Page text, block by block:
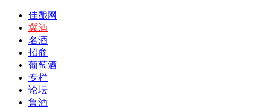
佳酿网
冀酒
名酒
招商
葡萄酒
专栏
论坛
鲁酒